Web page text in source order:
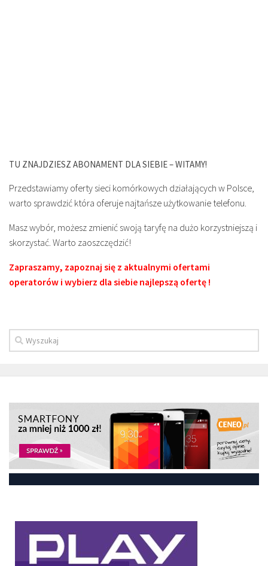
TU ZNAJDZIESZ ABONAMENT DLA SIEBIE – WITAMY!
Przedstawiamy oferty sieci komórkowych działających w Polsce,
warto sprawdzić która oferuje najtańsze użytkowanie telefonu.
Masz wybór, możesz zmienić swoją taryfę na dużo korzystniejszą i
skorzystać. Warto zaoszczędzić!
Zapraszamy, zapoznaj się z aktualnymi ofertami
operatorów i wybierz dla siebie najlepszą ofertę !